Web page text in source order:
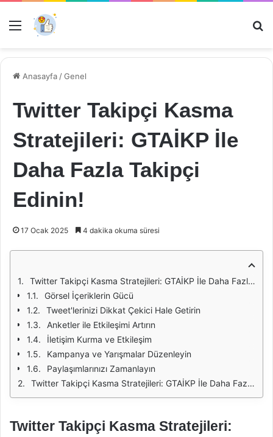
Menü
Anasayfa /Genel
Twitter Takipçi Kasma
Stratejileri: GTAİKP İle
Daha Fazla Takipçi
Edinin!
17 Ocak 2025 4 dakika okuma süresi
Twitter Takipçi Kasma Stratejileri: GTAİKP İle Daha Fazla Takipçi Edinin!
Görsel İçeriklerin Gücü
Tweet'lerinizi Dikkat Çekici Hale Getirin
Anketler ile Etkileşimi Artırın
İletişim Kurma ve Etkileşim
Kampanya ve Yarışmalar Düzenleyin
Paylaşımlarınızı Zamanlayın
Twitter Takipçi Kasma Stratejileri: GTAİKP İle Daha Fazla Takipçi Edinin!
Twitter Takipçi Kasma Stratejileri: